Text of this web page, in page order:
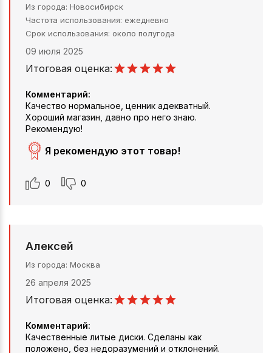
Из города Новосибирск
Частота использования ежедневно
Срок использования около полугода
09 июля 2025
Итоговая оценка:
Комментарий:
Качество нормальное, ценник адекватный.
Хороший магазин, давно про него знаю.
Рекомендую!
Я рекомендую этот товар!
0 0
Алексей
Из города Москва
26 апреля 2025
Итоговая оценка:
Комментарий:
Качественные литые диски. Сделаны как
положено, без недоразумений и отклонений.